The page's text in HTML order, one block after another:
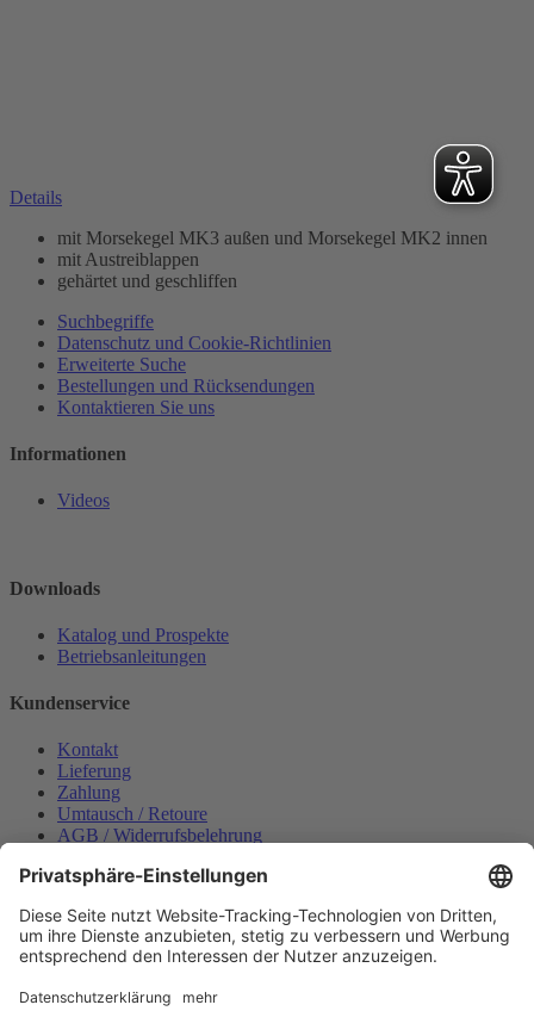
Details
mit Morsekegel MK3 außen und Morsekegel MK2 innen
mit Austreiblappen
gehärtet und geschliffen
Suchbegriffe
Datenschutz und Cookie-Richtlinien
Erweiterte Suche
Bestellungen und Rücksendungen
Kontaktieren Sie uns
Informationen
Videos
Downloads
Katalog und Prospekte
Betriebsanleitungen
Kundenservice
Kontakt
Lieferung
Zahlung
Umtausch / Retoure
AGB / Widerrufsbelehrung
Datenschutzerklärung
Bestellung widerrufen
Mein konto